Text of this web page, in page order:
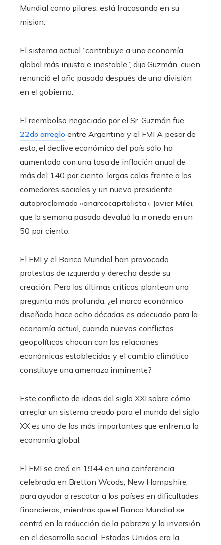
Mundial como pilares, está fracasando en su
misión.
El sistema actual “contribuye a una economía
global más injusta e inestable”, dijo Guzmán, quien
renunció el año pasado después de una división
en el gobierno.
El reembolso negociado por el Sr. Guzmán fue
22do arreglo entre Argentina y el FMI A pesar de
esto, el declive económico del país sólo ha
aumentado con una tasa de inflación anual de
más del 140 por ciento, largas colas frente a los
comedores sociales y un nuevo presidente
autoproclamado «anarcocapitalista», Javier Milei,
que la semana pasada devaluó la moneda en un
50 por ciento.
El FMI y el Banco Mundial han provocado
protestas de izquierda y derecha desde su
creación. Pero las últimas críticas plantean una
pregunta más profunda: ¿el marco económico
diseñado hace ocho décadas es adecuado para la
economía actual, cuando nuevos conflictos
geopolíticos chocan con las relaciones
económicas establecidas y el cambio climático
constituye una amenaza inminente?
Este conflicto de ideas del siglo XXI sobre cómo
arreglar un sistema creado para el mundo del siglo
XX es uno de los más importantes que enfrenta la
economía global.
El FMI se creó en 1944 en una conferencia
celebrada en Bretton Woods, New Hampshire,
para ayudar a rescatar a los países en dificultades
financieras, mientras que el Banco Mundial se
centró en la reducción de la pobreza y la inversión
en el desarrollo social. Estados Unidos era la